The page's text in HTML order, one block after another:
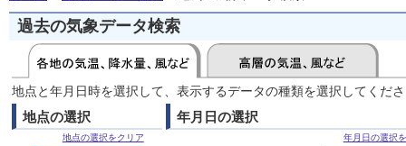
過去の気象データ検索
地点と年月日時を選択して、表示するデータの種類を選択してくだ
地点の選択
地点の選択をクリア
年月日の選択
年月日の選択